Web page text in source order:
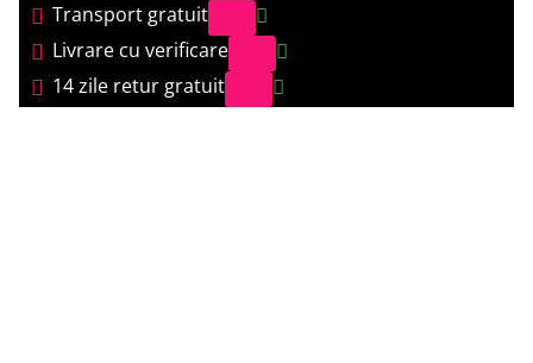
Transport gratuit
Livrare cu verificare
14 zile retur gratuit